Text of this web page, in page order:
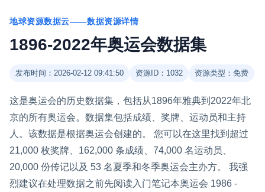
地球资源数据云——数据资源详情
1896-2022年奥运会数据集
发布时间：2026-02-12 09:41:50 资源ID：1032 资源类型：免费
这是奥运会的历史数据集，包括从1896年雅典到2022年北
京的所有奥运会。数据集包括成绩、奖牌、运动员和主持
人。该数据是根据奥运会创建的。 您可以在这里找到超过
21,000 枚奖牌、162,000 条成绩、74,000 名运动员、
20,000 份传记以及 53 名夏季和冬季奥运会主办方。 我强
烈建议在处理数据之前先阅读入门笔记本奥运会 1986 -